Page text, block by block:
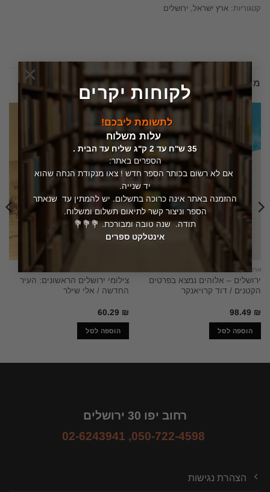
לקוחות יקרים
לתשומת ליבכם!
עלות משלוח
35 ש"ח עד 2 ק"ג שליח עד הבית .
הספרים באתר:
אם לא רשום בכותר הספר חדש ! צאו מנקודת הנחה שהוא
יד שנייה.
ההזמנה באתר אינה כרוכה בתשלום. יש להמתין עד שנאתר
הספר וניצור קשר לתיאום תשלום ומשלוח.
תודה. שנה טובה ומבורכת. 💐💐💐
אינטלקט ספרים
×
קטגוריות: ארץ ישראל ירושלים
מוצרים קשורים
ארכיטקטורה
ירושלים – אלוהים נמצא בפרטים
הקטנים / דוד קרויאנקר
98.49 ₪
הוספה לסל
צילומי ירושלים הראשונים: העיר
החדשה / אלי שילר
60.29 ₪
הוספה לסל
רחוב יפו 30 ירושלים
050-722-4598
,
02-6243941
הצהרת נגישות